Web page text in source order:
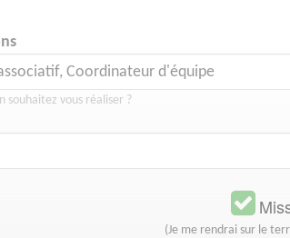
souhaitez vous réaliser ?
(Je me rendrai sur le